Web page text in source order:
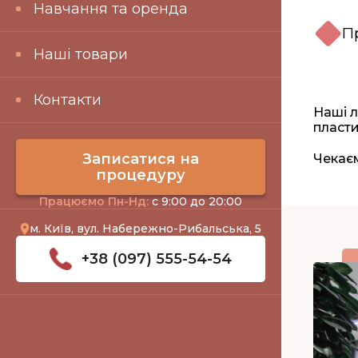
Навчання та оренда
Наші товари
Контакти
Записатися на
процедуру
Працюємо Пн-Нд:с 9:00 до 20:00
м. Київ, вул. Набережно-Рибальська, 5
+38 (097) 555-54-54
Наші